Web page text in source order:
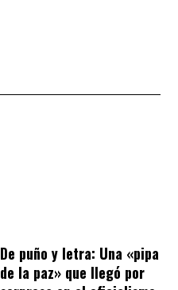
De puño y letra: Una «pipa
de la paz» que llegó por